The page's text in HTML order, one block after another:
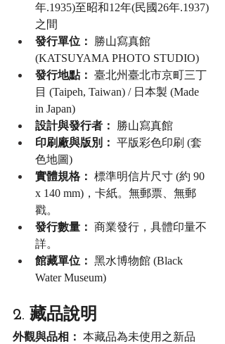
年.1935)至昭和12年(民國26年.1937)
之間
發行單位：
勝山寫真館
(KATSUYAMA PHOTO STUDIO)
發行地點： 臺北州臺北市京町三丁
目 (Taipeh, Taiwan) / 日本製 (Made
in Japan)
設計與發行者：
勝山寫真館
印刷廠與版別： 平版彩色印刷 (套
色地圖)
實體規格： 標準明信片尺寸 (約 90
x 140 mm)，卡紙。無郵票、無郵
戳。
發行數量： 商業發行，具體印量不
詳。
館藏單位： 黑水博物館 (Black
Water Museum)
2. 藏品說明
外觀與品相： 本藏品為未使用之新品